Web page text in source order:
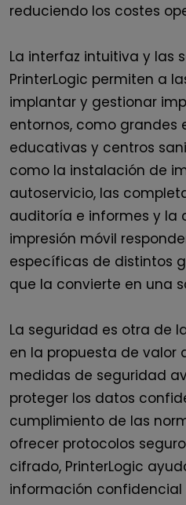
reduciendo los costes
La interfaz intuitiva y las
PrinterLogic permiten a
implantar y gestionar
entornos, como grandes
educativas y centros
como la instalación de
autoservicio, las
auditoría e informes y la
impresión móvil
específicas de distintos
que la convierte en una
La seguridad es otra de
en la propuesta de valor
medidas de seguridad
proteger los datos
cumplimiento de las
ofrecer protocolos
cifrado, PrinterLogic
información confidencial